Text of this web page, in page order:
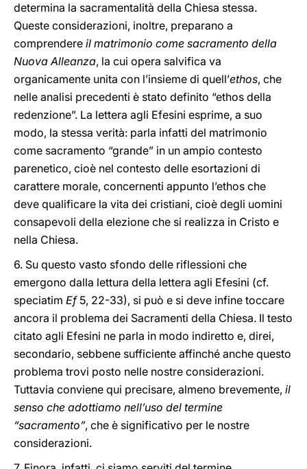
determina la sacramentalità della Chiesa stessa.
Queste considerazioni, inoltre, preparano a
comprendere il matrimonio come sacramento della
Nuova Alleanza, la cui opera salvifica va
organicamente unita con l’insieme di quell’ethos, che
nelle analisi precedenti è stato definito “ethos della
redenzione”. La lettera agli Efesini esprime, a suo
modo, la stessa verità: parla infatti del matrimonio
come sacramento “grande” in un ampio contesto
parenetico, cioè nel contesto delle esortazioni di
carattere morale, concernenti appunto l’ethos che
deve qualificare la vita dei cristiani, cioè degli uomini
consapevoli della elezione che si realizza in Cristo e
nella Chiesa.
6. Su questo vasto sfondo delle riflessioni che
emergono dalla lettura della lettera agli Efesini (cf.
speciatim Ef5, 22-33), si può e si deve infine toccare
ancora il problema dei Sacramenti della Chiesa. Il testo
citato agli Efesini ne parla in modo indiretto e, direi,
secondario, sebbene sufficiente affinché anche questo
problema trovi posto nelle nostre considerazioni.
Tuttavia conviene qui precisare, almeno brevemente, il
senso che adottiamo nell’uso del termine
“sacramento”, che è significativo per le nostre
considerazioni.